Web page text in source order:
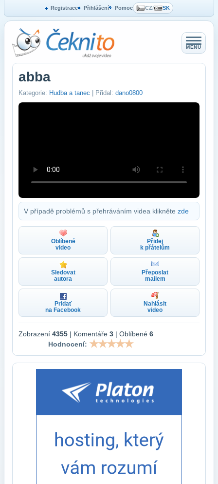
Registrace Přihlášení Pomoc CZ/ SK
MENU
abba
Kategorie: Hudba a tanec | Přidal: dano0800
V případě problémů s přehráváním videa klikněte zde
Oblíbené
video
Přidej
k přátelům
Sledovat
autora
Přeposlat
mailem
Pridať
na Facebook
Nahlásit
video
Zobrazení 4355 | Komentáře 3 | Oblíbené 6
Hodnocení: